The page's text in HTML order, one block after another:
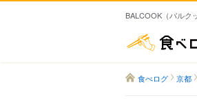
BALCOOK（バルク
食べログ 京都